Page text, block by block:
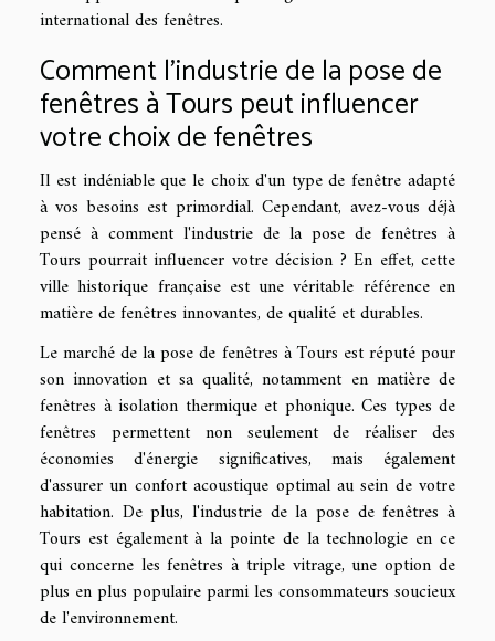
international des fenêtres.
Comment l'industrie de la pose de
fenêtres à Tours peut influencer
votre choix de fenêtres
Il est indéniable que le choix d'un type de fenêtre adapté
à vos besoins est primordial. Cependant, avez-vous déjà
pensé à comment l'industrie de la pose de fenêtres à
Tours pourrait influencer votre décision ? En effet, cette
ville historique française est une véritable référence en
matière de fenêtres innovantes, de qualité et durables.
Le marché de la pose de fenêtres à Tours est réputé pour
son innovation et sa qualité, notamment en matière de
fenêtres à isolation thermique et phonique. Ces types de
fenêtres permettent non seulement de réaliser des
économies d'énergie significatives, mais également
d'assurer un confort acoustique optimal au sein de votre
habitation. De plus, l'industrie de la pose de fenêtres à
Tours est également à la pointe de la technologie en ce
qui concerne les fenêtres à triple vitrage, une option de
plus en plus populaire parmi les consommateurs soucieux
de l'environnement.